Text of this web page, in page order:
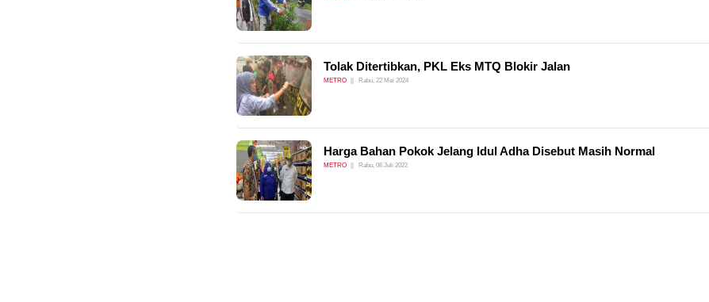
Tolak Ditertibkan, PKL Eks MTQ Blokir Jalan
METRO Rabu, 22 Mei 2024
Harga Bahan Pokok Jelang Idul Adha Disebut Masih Normal
METRO Rabu, 06 Juli 2022